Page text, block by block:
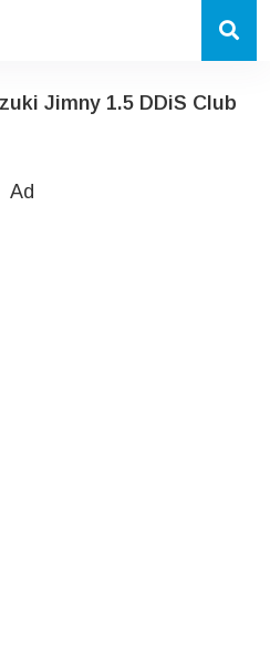
Jimny 1.5 DDiS Club
Ad